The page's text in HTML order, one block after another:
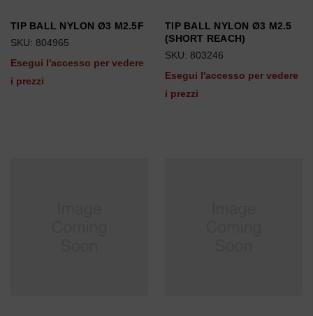
TIP BALL NYLON Ø3 M2.5F
SKU: 804965
Esegui l'accesso per vedere
i prezzi
TIP BALL NYLON Ø3 M2.5
(SHORT REACH)
SKU: 803246
Esegui l'accesso per vedere
i prezzi